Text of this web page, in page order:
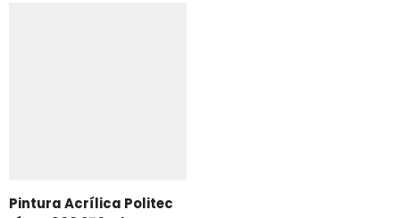
Pintura Acrílica Politec